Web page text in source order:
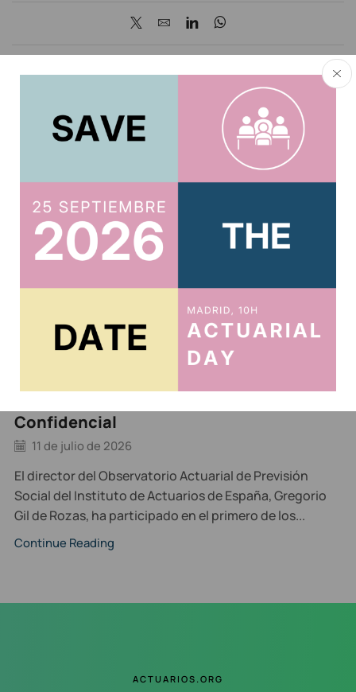
About author
Oksana Mytsan
Other posts by Oksana Mytsan
Related posts
El Instituto de Actuarios participó en el
Confidencial
11 de julio de 2026
El director del Observatorio Actuarial de Previsión
Social del Instituto de Actuarios de España, Gregorio
Gil de Rozas, ha participado en el primero de los...
Continue Reading
ACTUARIOS.ORG